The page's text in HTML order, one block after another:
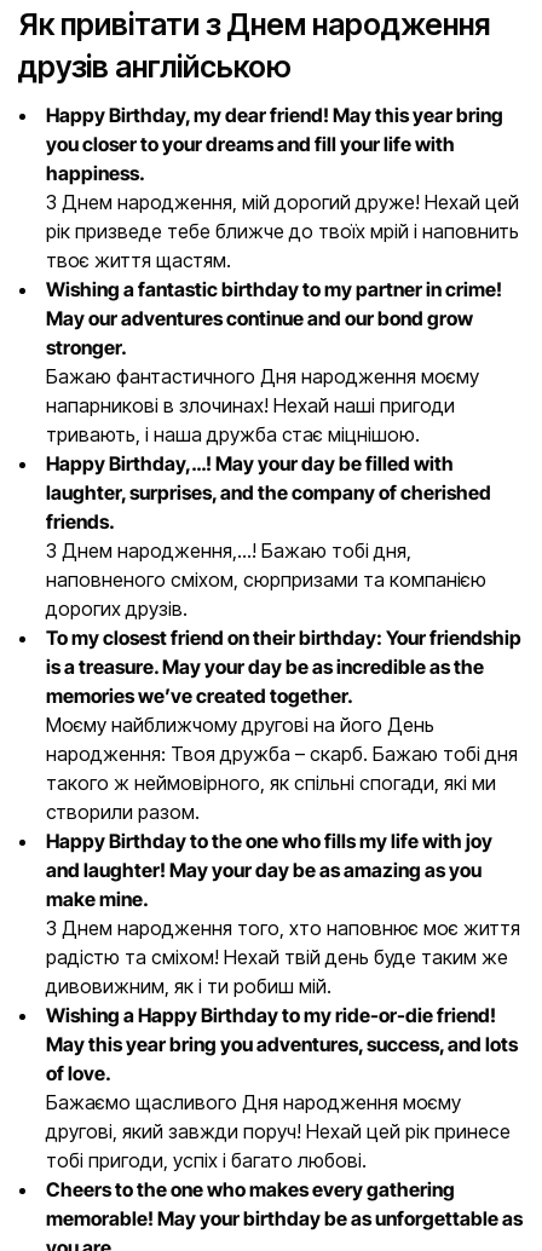
Як привітати з Днем народження
друзів англійською
Happy Birthday, my dear friend! May this year bring
you closer to your dreams and fill your life with
happiness.
З Днем народження, мій дорогий друже! Нехай цей
рік призведе тебе ближче до твоїх мрій і наповнить
твоє життя щастям.
Wishing a fantastic birthday to my partner in crime!
May our adventures continue and our bond grow
stronger.
Бажаю фантастичного Дня народження моєму
напарникові в злочинах! Нехай наші пригоди
тривають, і наша дружба стає міцнішою.
Happy Birthday,…! May your day be filled with
laughter, surprises, and the company of cherished
friends.
З Днем народження,…! Бажаю тобі дня,
наповненого сміхом, сюрпризами та компанією
дорогих друзів.
To my closest friend on their birthday: Your friendship
is a treasure. May your day be as incredible as the
memories we’ve created together.
Моєму найближчому другові на його День
народження: Твоя дружба – скарб. Бажаю тобі дня
такого ж неймовірного, як спільні спогади, які ми
створили разом.
Happy Birthday to the one who fills my life with joy
and laughter! May your day be as amazing as you
make mine.
З Днем народження того, хто наповнює моє життя
радістю та сміхом! Нехай твій день буде таким же
дивовижним, як і ти робиш мій.
Wishing a Happy Birthday to my ride-or-die friend!
May this year bring you adventures, success, and lots
of love.
Бажаємо щасливого Дня народження моєму
другові, який завжди поруч! Нехай цей рік принесе
тобі пригоди, успіх і багато любові.
Cheers to the one who makes every gathering
memorable! May your birthday be as unforgettable as